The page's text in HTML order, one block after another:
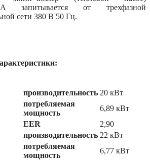
запитывается от трехфазной
сети 380 В 50 Гц.
производительность 20 кВт
потребляемая
мощность
6,89 кВт
EER
2,90
производительность 22 кВт
потребляемая
мощность
6,77 кВт